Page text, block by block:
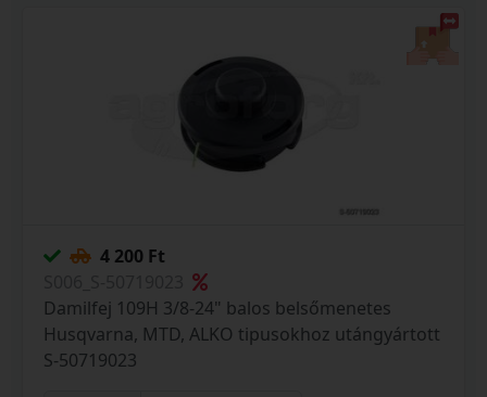
4 200 Ft
Damilfej 109H 3/8-24" balos belsőmenetes
Husqvarna, MTD, ALKO tipusokhoz utángyártott
S-50719023